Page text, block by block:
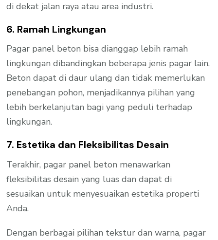
di dekat jalan raya atau area industri.
6. Ramah Lingkungan
Pagar panel beton bisa dianggap lebih ramah
lingkungan dibandingkan beberapa jenis pagar lain.
Beton dapat di daur ulang dan tidak memerlukan
penebangan pohon, menjadikannya pilihan yang
lebih berkelanjutan bagi yang peduli terhadap
lingkungan.
7. Estetika dan Fleksibilitas Desain
Terakhir, pagar panel beton menawarkan
fleksibilitas desain yang luas dan dapat di
sesuaikan untuk menyesuaikan estetika properti
Anda.
Dengan berbagai pilihan tekstur dan warna, pagar